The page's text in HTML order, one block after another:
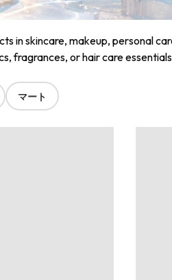
skincare, makeup, personal
fragrances, or hair care
マート